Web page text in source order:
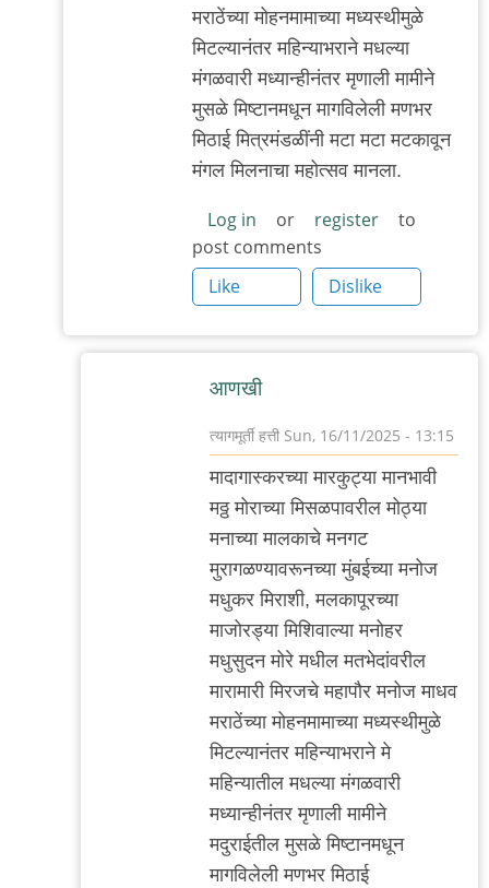
मराठेंच्या मोहनमामाच्या मध्यस्थीमुळे
मिटल्यानंतर महिन्याभराने मधल्या
मंगळवारी मध्यान्हीनंतर मृणाली मामीने
मुसळे मिष्टानमधून मागविलेली मणभर
मिठाई मित्रमंडळींनी मटा मटा मटकावून
मंगल मिलनाचा महोत्सव मानला.
Log in or register
to
post comments
Like
Dislike
आणखी
त्यागमूर्ती हत्ती Sun, 16/11/2025 - 13:15
reply
to
by
त्यागमूर्ती
मादागास्करच्या मारकुट्या मानभावी
मठ्ठ मोराच्या मिसळपावरील मोठ्या
मनाच्या मालकाचे मनगट
मुरागळण्यावरूनच्या मुंबईच्या मनोज
मधुकर मिराशी, मलकापूरच्या
माजोरड्या मिशिवाल्या मनोहर
मधुसुदन मोरे मधील मतभेदांवरील
मारामारी मिरजचे महापौर मनोज माधव
मराठेंच्या मोहनमामाच्या मध्यस्थीमुळे
मिटल्यानंतर महिन्याभराने मे
महिन्यातील मधल्या मंगळवारी
मध्यान्हीनंतर मृणाली मामीने
मदुराईतील मुसळे मिष्टानमधून
मागविलेली मणभर मिठाई